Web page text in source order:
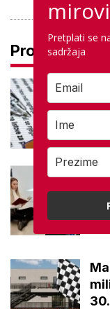
Pročitaj još
Pretplati se
sadržaja